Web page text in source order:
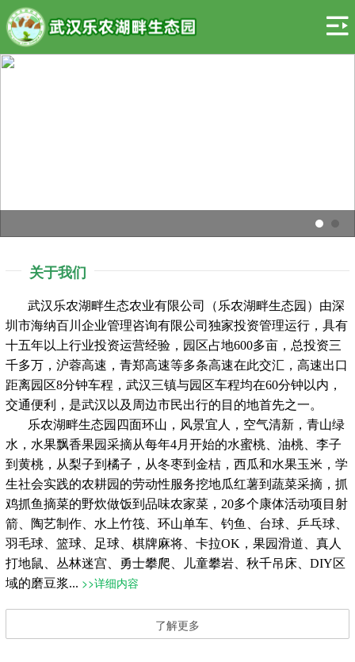

关于我们
武汉乐农湖畔生态农业有限公司（乐农湖畔生态园）由深
圳市海纳百川企业管理咨询有限公司独家投资管理运行，具有
十五年以上行业投资运营经验，园区占地600多亩，总投资三
千多万，沪蓉高速，青郑高速等多条高速在此交汇，高速出口
距离园区8分钟车程，武汉三镇与园区车程均在60分钟以内，
交通便利，是武汉以及周边市民出行的目的地首先之一。
乐农湖畔生态园四面环山，风景宜人，空气清新，青山绿
水，水果飘香果园采摘从每年4月开始的水蜜桃、油桃、李子
到黄桃，从梨子到橘子，从冬枣到金桔，西瓜和水果玉米，学
生社会实践的农耕园的劳动性服务挖地瓜红薯到蔬菜采摘，抓
鸡抓鱼摘菜的野炊做饭到品味农家菜，20多个康体活动项目射
箭、陶艺制作、水上竹筏、环山单车、钓鱼、台球、乒乓球、
羽毛球、篮球、足球、棋牌麻将、卡拉OK，果园滑道、真人
打地鼠、丛林迷宫、勇士攀爬、儿童攀岩、秋千吊床、DIY区
域的磨豆浆... >>详细内容
了解更多